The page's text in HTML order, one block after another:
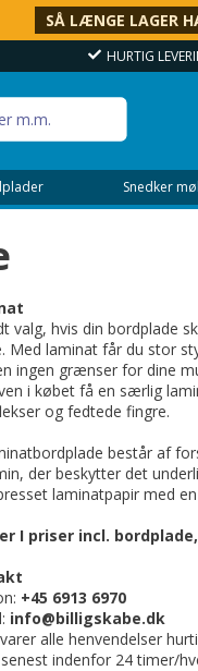
SÅ LÆNGE LAGER
HURTIG
Snedker
valg, hvis din bordplade
Med laminat får du stor
ingen grænser for dine
i købet få en særlig
og fedtede fingre.
består af
der beskytter det
laminatpapir med
I priser incl.
+45 6913 6970
info@billigskabe.dk
alle henvendelser
indenfor 24 timer/